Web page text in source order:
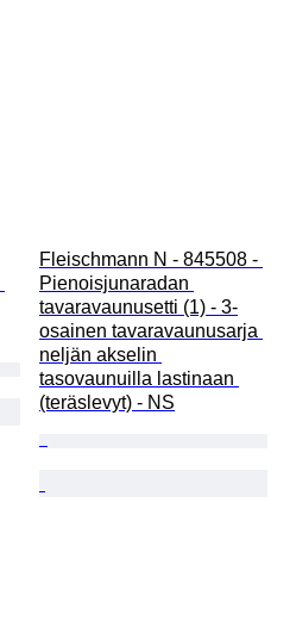
Fleischmann N - 845508 -
Pienoisjunaradan
tavaravaunusetti (1) - 3-
osainen tavaravaunusarja
neljän akselin
tasovaunuilla lastinaan
(teräslevyt) - NS